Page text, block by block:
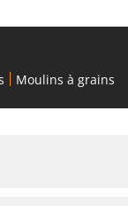
Moulins à grains